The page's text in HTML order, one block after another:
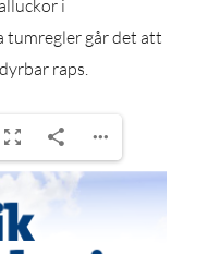
i
tumregler går det att
raps.